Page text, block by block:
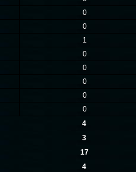
0
0
1
0
0
0
0
0
4
3
17
4